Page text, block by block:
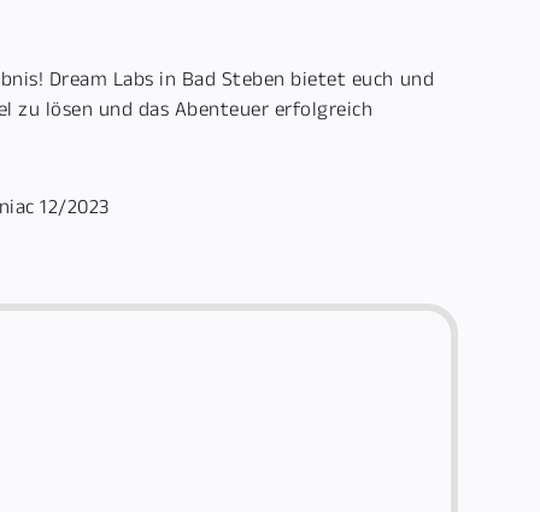
Dream Labs in Bad Steben bietet euch und
zu lösen und das Abenteuer erfolgreich